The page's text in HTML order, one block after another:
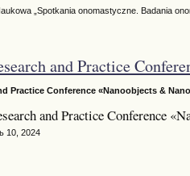
„Spotkania onomastyczne. Badania
and Practice
Practice Conference «Nanoobjects &
and Practice Conference
10, 2024